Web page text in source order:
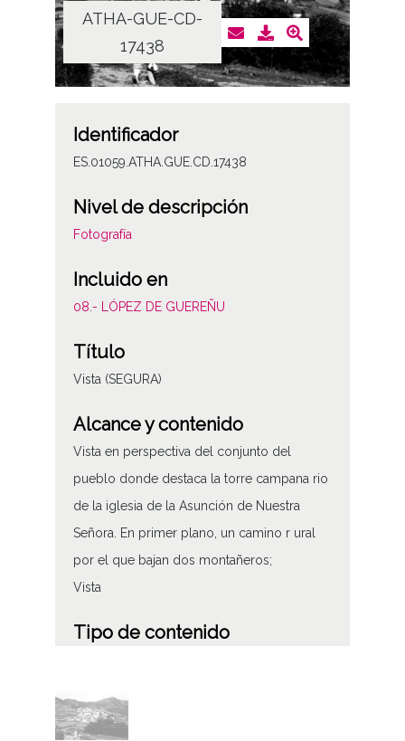
ATHA-GUE-CD-
17438
Identificador
ES.01059.ATHA.GUE.CD.17438
Nivel de descripción
Fotografía
Incluido en
08.- LÓPEZ DE GUEREÑU
Título
Vista (SEGURA)
Alcance y contenido
Vista en perspectiva del conjunto del
pueblo donde destaca la torre campana rio
de la iglesia de la Asunción de Nuestra
Señora. En primer plano, un camino r ural
por el que bajan dos montañeros;
Vista
Tipo de contenido
Características del soporte
Tipo de imagen: Positivos Imagen Final: